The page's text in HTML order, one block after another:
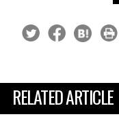
RELATED ARTICLE